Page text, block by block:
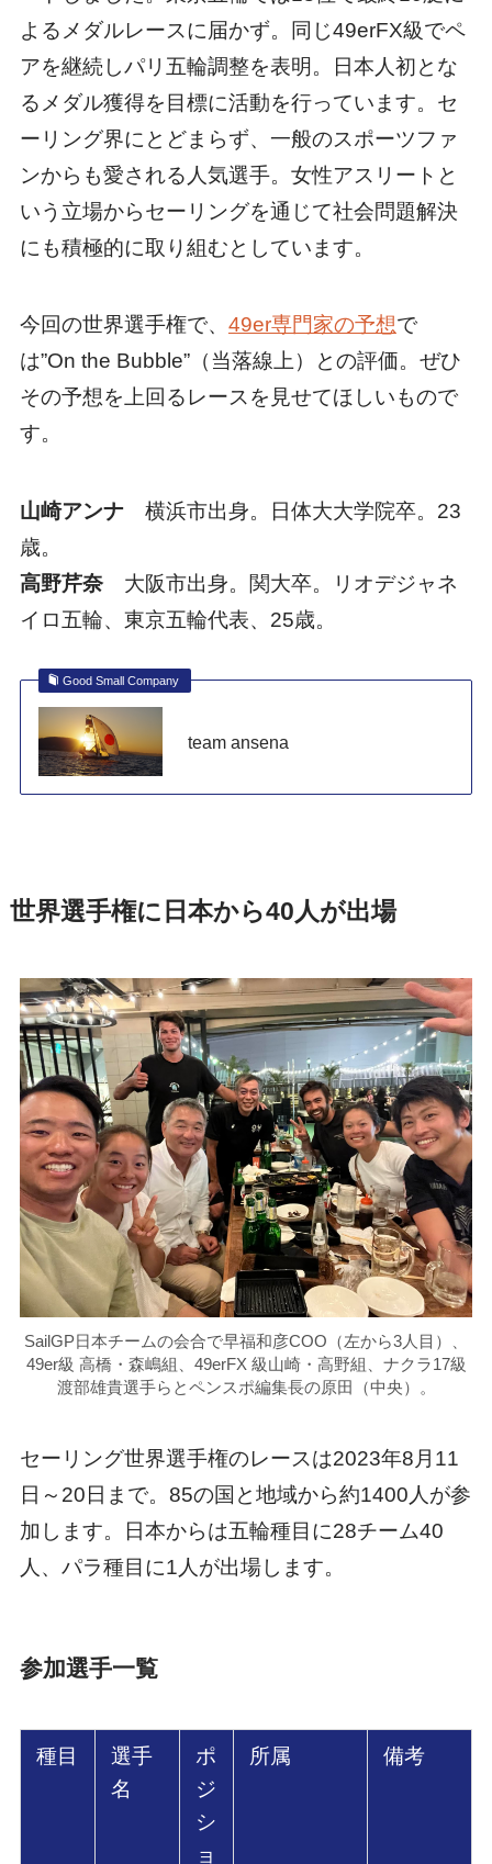
よるメダルレースに届かず。同じ49erFX級でペ
アを継続しパリ五輪調整を表明。日本人初とな
るメダル獲得を目標に活動を行っています。セ
ーリング界にとどまらず、一般のスポーツファ
ンからも愛される人気選手。女性アスリートと
いう立場からセーリングを通じて社会問題解決
にも積極的に取り組むとしています。
今回の世界選手権で、 49er専門家の予想で
は”On the Bubble”（当落線上）との評価。ぜひ
その予想を上回るレースを見せてほしいもので
す。
山崎アンナ横浜市出身。日体大大学院卒。23
歳。
高野芹奈大阪市出身。関大卒。リオデジャネ
イロ五輪、東京五輪代表、25歳。
Good Small Company
team ansena
世界選手権に日本から40人が出場
SailGP日本チームの会合で早福和彦COO（左から3人目）、
49er級 高橋・森嶋組、49erFX 級山崎・高野組、ナクラ17級
渡部雄貴選手らとペンスポ編集長の原田（中央）。
セーリング世界選手権のレースは2023年8月11
日～20日まで。85の国と地域から約1400人が参
加します。日本からは五輪種目に28チーム40
人、パラ種目に1人が出場します。
参加選手一覧
種⽬
選⼿
名
ポ
ジ
シ
ョ
所属 備考